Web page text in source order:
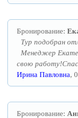
Бронирование:
Тур подобран
Менеджер
свою
Ирина Павловна,
Бронирование: